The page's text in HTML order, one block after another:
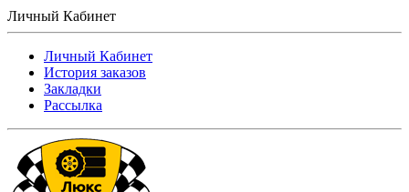
Личный Кабинет
Личный Кабинет
История заказов
Закладки
Рассылка